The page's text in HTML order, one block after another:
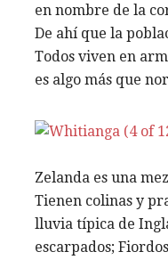
en nombre de la
De ahí que la
Todos viven en
es algo más que
Zelanda es una
Tienen colinas y
lluvia típica de
escarpados;